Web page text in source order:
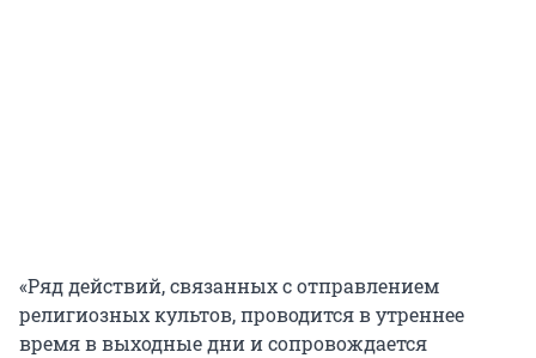
«Ряд действий, связанных с отправлением
религиозных культов, проводится в утреннее
время в выходные дни и сопровождается